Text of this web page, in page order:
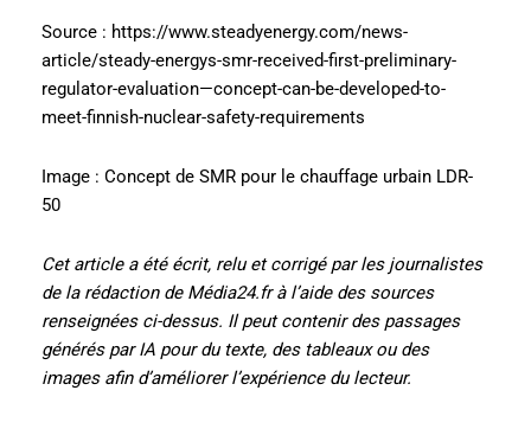
Source : https://www.steadyenergy.com/news-
article/steady-energys-smr-received-first-preliminary-
regulator-evaluation—concept-can-be-developed-to-
meet-finnish-nuclear-safety-requirements
Image : Concept de SMR pour le chauffage urbain LDR-
50
Cet article a été écrit, relu et corrigé par les journalistes
de la rédaction de Média24.fr à l’aide des sources
renseignées ci-dessus. Il peut contenir des passages
générés par IA pour du texte, des tableaux ou des
images afin d’améliorer l’expérience du lecteur.